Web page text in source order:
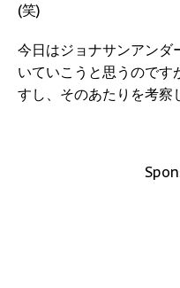
(笑)
今日はジョナサンアンダ
いていこうと思うのです
すし、そのあたりを考察